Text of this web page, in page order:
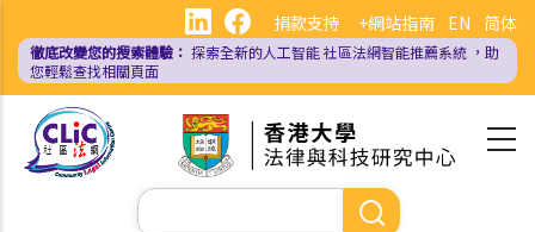
內
EN 简体
捐款支持 +網站指南
徹底改變您的搜索體驗： 探索全新的人工智能社區法網智能推薦系統 ，助
您輕鬆查找相關頁面
Search